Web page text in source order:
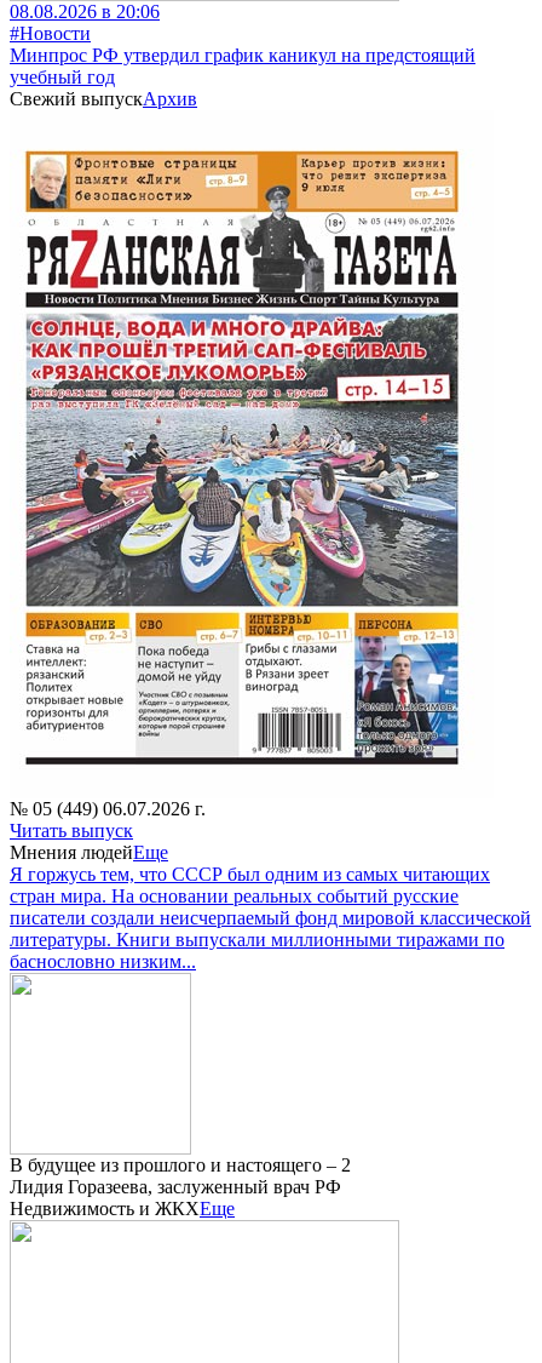
08.08.2026 в 20:06
#Новости
Минпрос РФ утвердил график каникул на предстоящий
учебный год
Свежий выпускАрхив
№ 05 (449) 06.07.2026 г.
Читать выпуск
Мнения людейЕще
Я горжусь тем, что СССР был одним из самых читающих
стран мира. На основании реальных событий русские
писатели создали неисчерпаемый фонд мировой классической
литературы. Книги выпускали миллионными тиражами по
баснословно низким...
В будущее из прошлого и настоящего – 2
Лидия Горазеева, заслуженный врач РФ
Недвижимость и ЖКХЕще